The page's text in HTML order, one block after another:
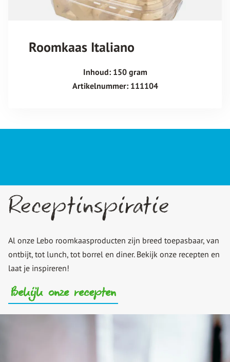
Roomkaas Italiano
Inhoud: 150 gram
Artikelnummer: 111104
Receptinspiratie
Al onze Lebo roomkaasproducten zijn breed toepasbaar, van
ontbijt, tot lunch, tot borrel en diner. Bekijk onze recepten en
laat je inspireren!
Bekijk onze recepten